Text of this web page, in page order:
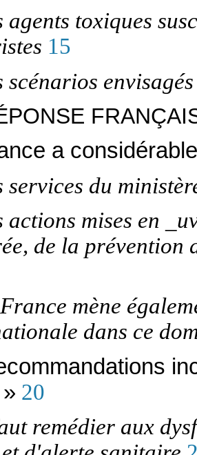
agents toxiques
15
scénarios envisagés
a
services du
actions mises en
de la prévention
mène
dans ce
20
remédier aux